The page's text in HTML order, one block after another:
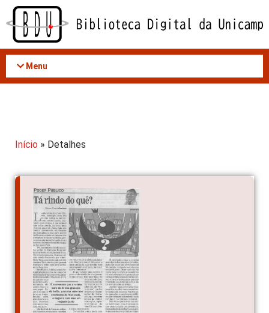
Acessar
conteúdo
Menu
Início » Detalhes